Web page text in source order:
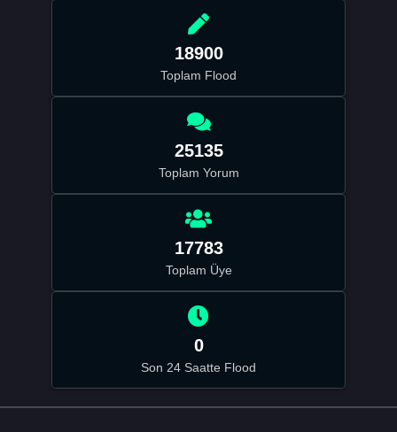
18900
Toplam Flood
25135
Toplam Yorum
17783
Toplam Üye
0
Son 24 Saatte Flood